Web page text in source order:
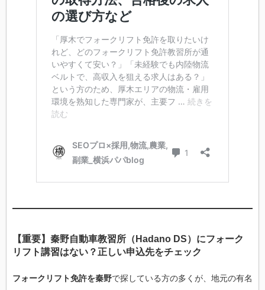
【重要】秦野自動車教習所（Hadano DS）にフォーク
リフト講習はない？正しい申込先をチェック
フォークリフト免許を秦野で探している方の多くが、地元の有名